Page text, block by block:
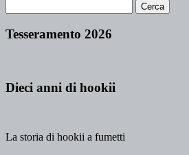
Tesseramento 2026
Dieci anni di hookii
La storia di hookii a fumetti